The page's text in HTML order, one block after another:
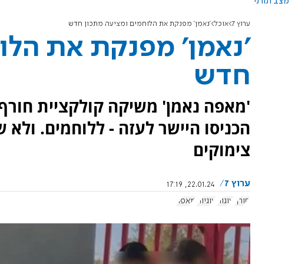
ערוץ 7 אוכל 'נאמן' מפנקת את הלוחמים ומציעה מתכון חדש
'נאמן' מפנקת את
חדש
'מאפה נאמן' משיקה קולקציית
הכניסו היישר לעזה - ללוחמים.
צימוקים
ערוץ 7
22.01.24, 17:19
חורף
עוגות עוגיות מאפה